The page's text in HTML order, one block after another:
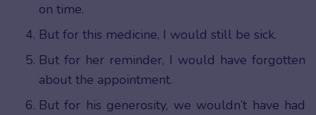
on time.
But for this medicine, I would still be sick.
But for her reminder, I would have forgotten
about the appointment.
But for his generosity, we wouldn’t have had